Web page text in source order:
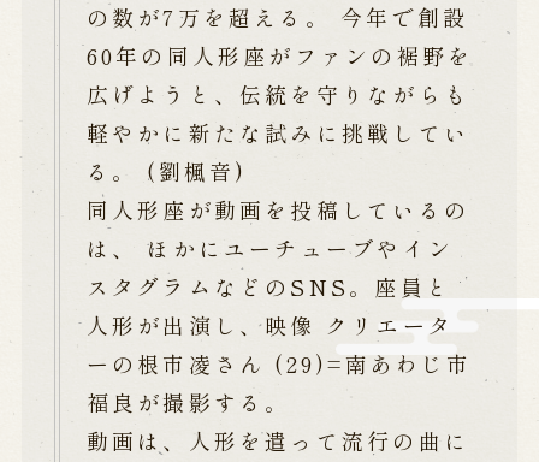
求人情報
※株式会社うずのくに南あわじの求人情報ページへ移動します
関連施設
通販サイトうずのくに
道の駅うずしお
うずの丘大鳴門橋記念館
の数が7万を超える。 今年で創設
60年の同人形座がファンの裾野を
広げようと、伝統を守りながらも
軽やかに新たな試みに挑戦してい
る。 (劉楓音)
同人形座が動画を投稿しているの
は、 ほかにユーチューブやイン
スタグラムなどのSNS。座員と
人形が出演し、映像 クリエータ
ーの根市凌さん (29)=南あわじ市
福良が撮影する。
動画は、人形を遣って流行の曲に